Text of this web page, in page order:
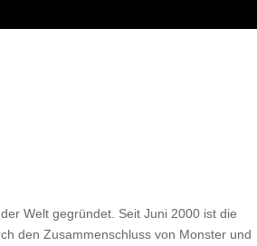
Welt gegründet. Seit Juni 2000 ist die
den Zusammenschluss von Monster und